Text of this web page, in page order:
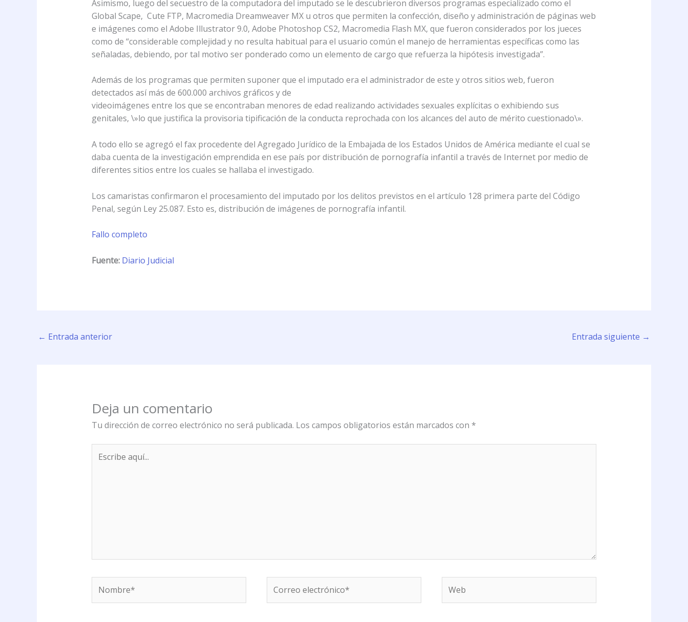
Asimismo, luego del secuestro de la computadora del imputado se le descubrieron diversos programas especializado como el
Global Scape, Cute FTP, Macromedia Dreamweaver MX u otros que permiten la confección, diseño y administración de páginas web
e imágenes como el Adobe Illustrator 9.0, Adobe Photoshop CS2, Macromedia Flash MX, que fueron considerados por los jueces
como de “considerable complejidad y no resulta habitual para el usuario común el manejo de herramientas específicas como las
señaladas, debiendo, por tal motivo ser ponderado como un elemento de cargo que refuerza la hipótesis investigada”.
Además de los programas que permiten suponer que el imputado era el administrador de este y otros sitios web, fueron
detectados así más de 600.000 archivos gráficos y de
videoimágenes entre los que se encontraban menores de edad realizando actividades sexuales explícitas o exhibiendo sus
genitales, \»lo que justifica la provisoria tipificación de la conducta reprochada con los alcances del auto de mérito cuestionado\».
A todo ello se agregó el fax procedente del Agregado Jurídico de la Embajada de los Estados Unidos de América mediante el cual se
daba cuenta de la investigación emprendida en ese país por distribución de pornografía infantil a través de Internet por medio de
diferentes sitios entre los cuales se hallaba el investigado.
Los camaristas confirmaron el procesamiento del imputado por los delitos previstos en el artículo 128 primera parte del Código
Penal, según Ley 25.087. Esto es, distribución de imágenes de pornografía infantil.
Fallo completo
Fuente: Diario Judicial
← Entrada anterior Entrada siguiente →
Deja un comentario
Tu dirección de correo electrónico no será publicada. Los campos obligatorios están marcados con *
aquí...
electrónico*